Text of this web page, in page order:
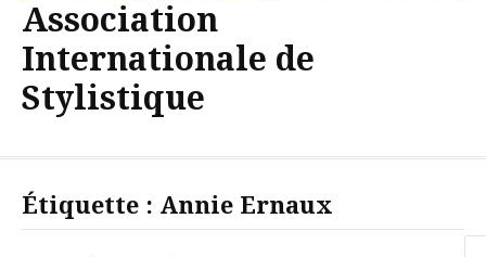
Association
Internationale de
Stylistique
Étiquette : Annie Ernaux